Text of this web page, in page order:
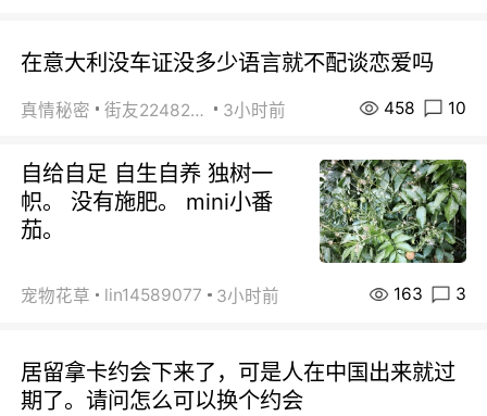
在意大利没车证没多少语言就不配谈恋爱吗
真情秘密 街友22482465 3小时前 458 10
自给自足 自生自养 独树一
帜。 没有施肥。 mini小番
茄。
宠物花草 lin14589077 3小时前 163 3
居留拿卡约会下来了，可是人在中国出来就过
期了。请问怎么可以换个约会